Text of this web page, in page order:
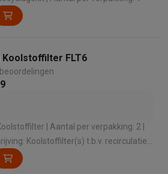
Koolstoffilter FLT6
| Aantal per verpakking: 2 |
Koolstoffilter(s) t.b.v. recirculatie |
met: Smeg